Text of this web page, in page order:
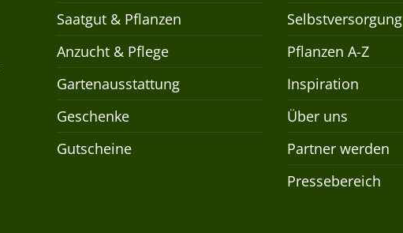
Saatgut & Pflanzen
Anzucht & Pflege
Gartenausstattung
Geschenke
Gutscheine
Selbstversorgung
Pflanzen A-Z
Inspiration
Über uns
Partner werden
Pressebereich